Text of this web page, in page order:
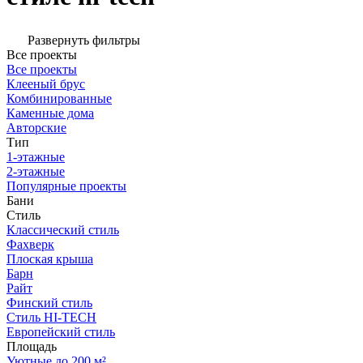
Развернуть фильтры
Все проекты
Все проекты
Клееный брус
Комбинированные
Каменные дома
Авторские
Тип
1-этажные
2-этажные
Популярные проекты
Бани
Стиль
Классический стиль
Фахверк
Плоская крыша
Барн
Райт
Финский стиль
Стиль HI-TECH
Европейский стиль
Площадь